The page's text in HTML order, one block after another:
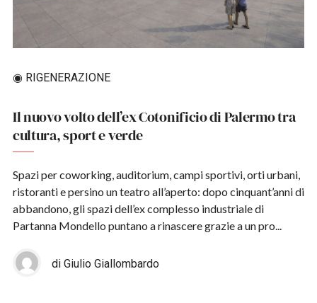
◉ RIGENERAZIONE
Il nuovo volto dell’ex Cotonificio di Palermo tra
cultura, sport e verde
Spazi per coworking, auditorium, campi sportivi, orti urbani,
ristoranti e persino un teatro all’aperto: dopo cinquant’anni di
abbandono, gli spazi dell’ex complesso industriale di
Partanna Mondello puntano a rinascere grazie a un pro...
di Giulio Giallombardo